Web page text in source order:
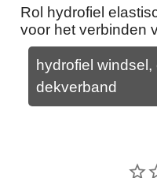
Rol hydrofiel
voor het verbinden
hydrofiel
dekverband